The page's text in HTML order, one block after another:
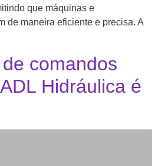
que máquinas e
de maneira eficiente e precisa. A
comandos
Hidráulica é